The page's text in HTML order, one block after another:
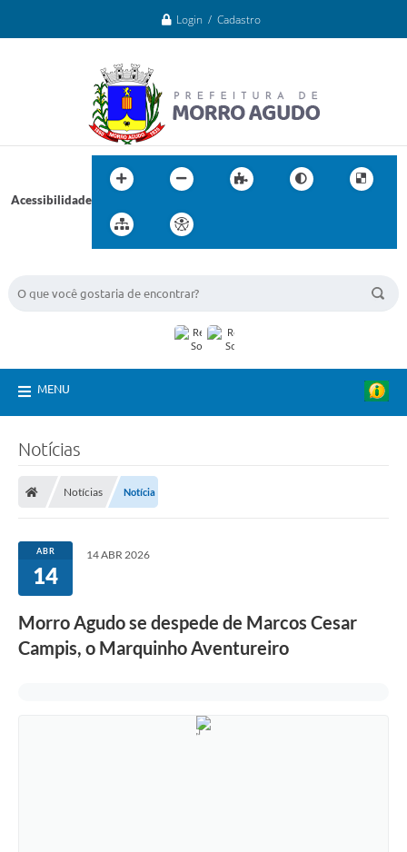
Login / Cadastro
Acessibilidade
MENU
Notícias
Notícias Notícia
ABR
14
14 ABR 2026
Morro Agudo se despede de Marcos Cesar
Campis, o Marquinho Aventureiro